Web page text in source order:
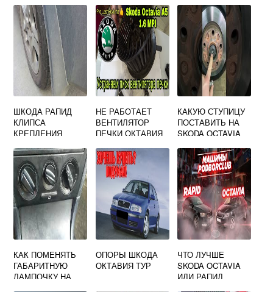
ШКОДА РАПИД
КЛИПСА
КРЕПЛЕНИЯ
НЕ РАБОТАЕТ
ВЕНТИЛЯТОР
ПЕЧКИ ОКТАВИЯ
ШКОДА
КАКУЮ СТУПИЦУ
ПОСТАВИТЬ НА
SKODA OCTAVIA
КАК ПОМЕНЯТЬ
ГАБАРИТНУЮ
ЛАМПОЧКУ НА
ОПОРЫ ШКОДА
ОКТАВИЯ ТУР
ЧТО ЛУЧШЕ
SKODA OCTAVIA
ИЛИ РАПИД